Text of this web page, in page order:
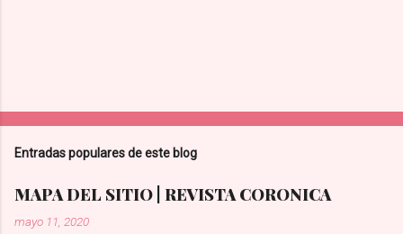
Entradas populares de este blog
MAPA DEL SITIO | REVISTA CORONICA
mayo 11, 2020